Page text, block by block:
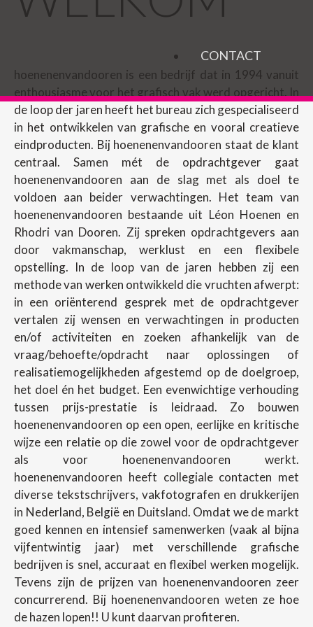
CONTACT
hoenenenvandooren is een bedrijf dat in 1994 vanuit
enthousiasme voor het grafisch vak werd opgericht. In
de loop der jaren heeft het bureau zich gespecialiseerd
in het ontwikkelen van grafische en vooral creatieve
eindproducten. Bij hoenenenvandooren staat de klant
centraal. Samen mét de opdrachtgever gaat
hoenenenvandooren aan de slag met als doel te
voldoen aan beider verwachtingen. Het team van
hoenenenvandooren bestaande uit Léon Hoenen en
Rhodri van Dooren. Zij spreken opdrachtgevers aan
door vakmanschap, werklust en een flexibele
opstelling. In de loop van de jaren hebben zij een
methode van werken ontwikkeld die vruchten afwerpt:
in een oriënterend gesprek met de opdrachtgever
vertalen zij wensen en verwachtingen in producten
en/of activiteiten en zoeken afhankelijk van de
vraag/behoefte/opdracht naar oplossingen of
realisatiemogelijkheden afgestemd op de doelgroep,
het doel én het budget. Een evenwichtige verhouding
tussen prijs-prestatie is leidraad. Zo bouwen
hoenenenvandooren op een open, eerlijke en kritische
wijze een relatie op die zowel voor de opdrachtgever
als voor hoenenenvandooren werkt.
hoenenenvandooren heeft collegiale contacten met
diverse tekstschrijvers, vakfotografen en drukkerijen
in Nederland, België en Duitsland. Omdat we de markt
goed kennen en intensief samenwerken (vaak al bijna
vijfentwintig jaar) met verschillende grafische
bedrijven is snel, accuraat en flexibel werken mogelijk.
Tevens zijn de prijzen van hoenenenvandooren zeer
concurrerend. Bij hoenenenvandooren weten ze hoe
de hazen lopen!! U kunt daarvan profiteren.